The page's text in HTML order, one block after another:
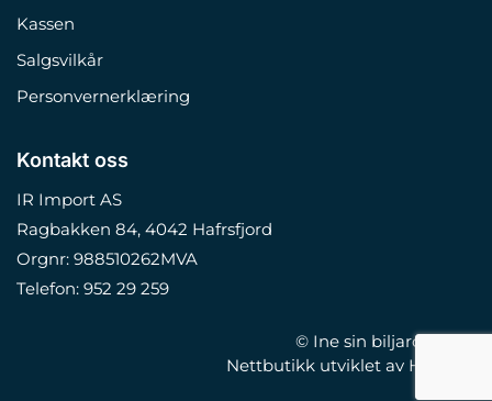
Kassen
Salgsvilkår
Personvernerklæring
Kontakt oss
IR Import AS
Ragbakken 84, 4042 Hafrsfjord
Orgnr: 988510262MVA
Telefon: 952 29 259
© Ine sin biljardbutikk
Nettbutikk utviklet av Hjelseth